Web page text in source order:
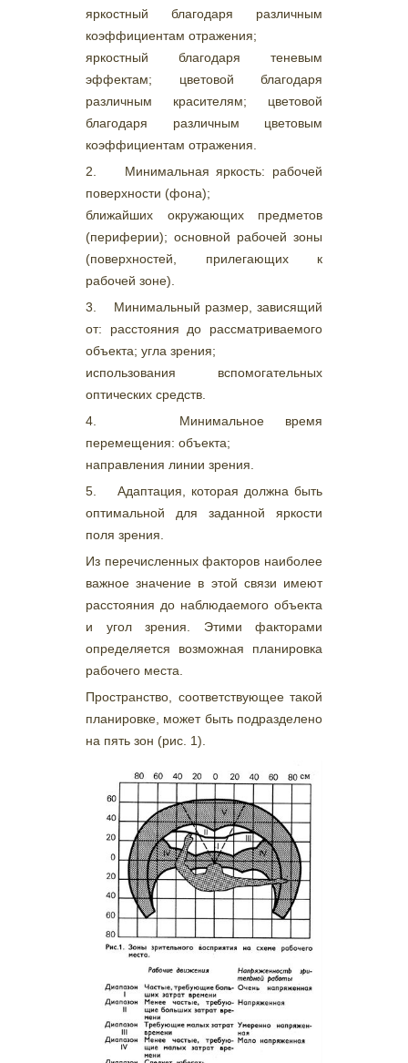
яркостный благодаря различным
коэффициентам отражения;
яркостный благодаря теневым
эффектам; цветовой благодаря
различным красителям; цветовой
благодаря различным цветовым
коэффициентам отражения.
2. Минимальная яркость: рабочей
поверхности (фона);
ближайших окружающих предметов
(периферии); основной рабочей зоны
(поверхностей, прилегающих к
рабочей зоне).
3. Минимальный размер, зависящий
от: расстояния до рассматриваемого
объекта; угла зрения;
использования вспомогательных
оптических средств.
4. Минимальное время
перемещения: объекта;
направления линии зрения.
5. Адаптация, которая должна быть
оптимальной для заданной яркости
поля зрения.
Из перечисленных факторов наиболее
важное значение в этой связи имеют
расстояния до наблюдаемого объекта
и угол зрения. Этими факторами
определяется возможная планировка
рабочего места.
Пространство, соответствующее такой
планировке, может быть подразделено
на пять зон (рис. 1).